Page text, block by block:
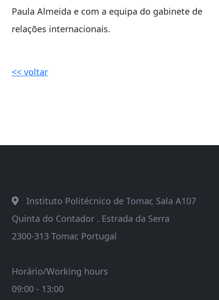
Paula Almeida e com a equipa do gabinete de
relações internacionais.
<< voltar
Instituto Politécnico de Tomar, Sala A107
Quinta do Contador . Estrada da Serra
2300-313 Tomar, Portugal
Horário/Working hours
09:00 - 13:00